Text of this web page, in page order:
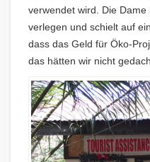
verwendet wird. Die
verlegen und schielt auf
dass das Geld für Öko-
das hätten wir nicht